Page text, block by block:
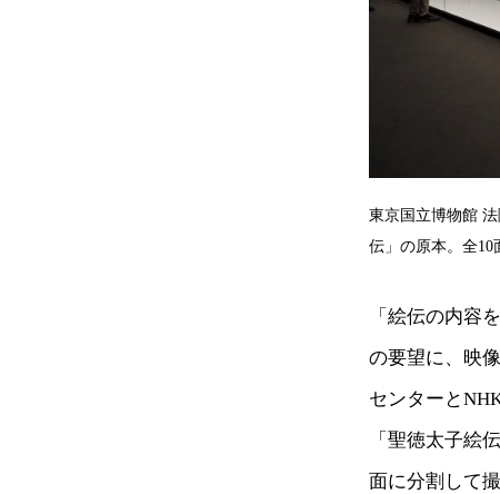
東京国立博物館
伝」の原本。全10
「絵伝の内容
の要望に、映
センターと
「聖徳太子絵
面に分割して